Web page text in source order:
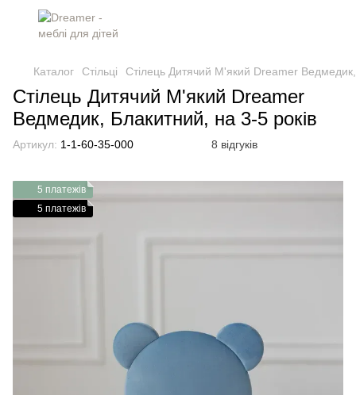
Каталог Стільці Стілець Дитячий М'який Dreamer
Стілець Дитячий М'який Dreamer
Ведмедик, Блакитний, на 3-5 років
Артикул: 1-1-60-35-000 8 відгуків
5 платежів
5 платежів